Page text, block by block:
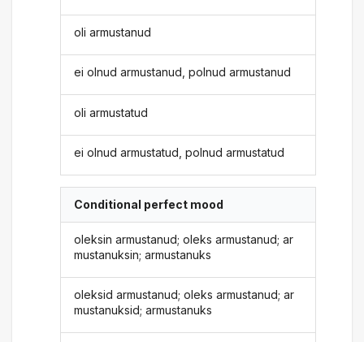
oli armustanud
ei olnud armustanud, polnud armustanud
oli armustatud
ei olnud armustatud, polnud armustatud
Conditional perfect mood
oleksin armustanud; oleks armustanud; ar
mustanuksin; armustanuks
oleksid armustanud; oleks armustanud; ar
mustanuksid; armustanuks